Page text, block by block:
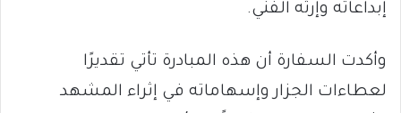
إبداعاته وإرثه الفني.
وأكدت السفارة أن هذه المبادرة تأتي تقديرًا
لعطاءات الجزار وإسهاماته في إثراء المشهد